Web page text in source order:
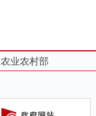
农业农村部